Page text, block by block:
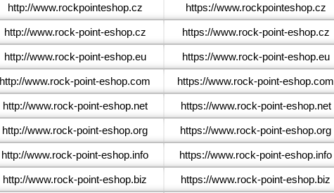
http://www.rockpointeshop.cz https://www.rockpointeshop.cz
http://www.rock-point-eshop.cz https://www.rock-point-eshop.cz
http://www.rock-point-eshop.eu https://www.rock-point-eshop.eu
http://www.rock-point-eshop.com https://www.rock-point-eshop.com
http://www.rock-point-eshop.net https://www.rock-point-eshop.net
http://www.rock-point-eshop.org https://www.rock-point-eshop.org
http://www.rock-point-eshop.info https://www.rock-point-eshop.info
http://www.rock-point-eshop.biz https://www.rock-point-eshop.biz